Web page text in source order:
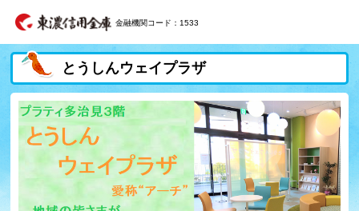
金融機関コード：1533
とうしんウェイプラザ